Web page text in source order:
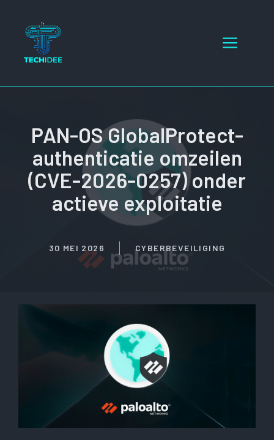
inhoud
Menu
PAN-OS GlobalProtect-
authenticatie omzeilen
(CVE-2026-0257) onder
actieve exploitatie
30 MEI 2026 CYBERBEVEILIGING